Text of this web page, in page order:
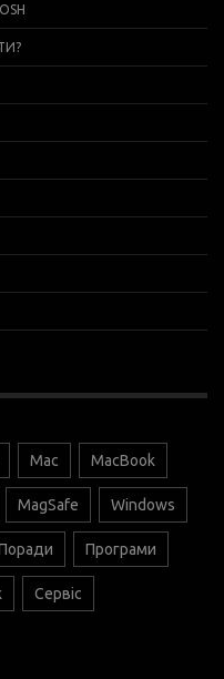
Mac MacBook
MagSafe Windows
Програми
Сервіс